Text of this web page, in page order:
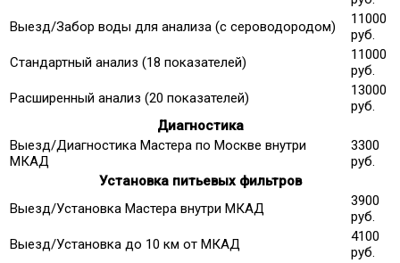
Выезд/Забор воды для анализа (с сероводородом)
11000
руб.
Стандартный анализ (18 показателей)
11000
руб.
Расширенный анализ (20 показателей)
13000
руб.
Диагностика
Выезд/Диагностика Мастера по Москве внутри
МКАД
3300
руб.
Установка питьевых фильтров
Выезд/Установка Мастера внутри МКАД
3900
руб.
Выезд/Установка до 10 км от МКАД
4100
руб.